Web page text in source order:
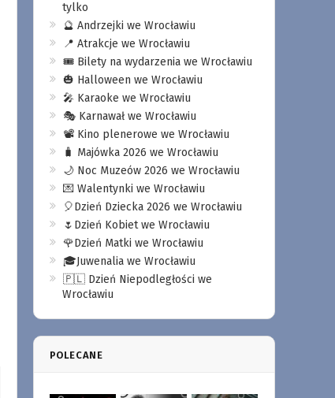
tylko
🔮 Andrzejki we Wrocławiu
📍 Atrakcje we Wrocławiu
🎟️ Bilety na wydarzenia we Wrocławiu
🎃 Halloween we Wrocławiu
🎤 Karaoke we Wrocławiu
🎭 Karnawał we Wrocławiu
📽️ Kino plenerowe we Wrocławiu
🧳 Majówka 2026 we Wrocławiu
🌙 Noc Muzeów 2026 we Wrocławiu
💌 Walentynki we Wrocławiu
🎈Dzień Dziecka 2026 we Wrocławiu
🌷Dzień Kobiet we Wrocławiu
🌹Dzień Matki we Wrocławiu
🎓Juwenalia we Wrocławiu
🇵🇱 Dzień Niepodległości we
Wrocławiu
POLECANE